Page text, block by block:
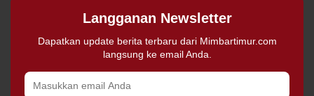
Langganan Newsletter
Dapatkan update berita terbaru dari Mimbartimur.com
langsung ke email Anda.